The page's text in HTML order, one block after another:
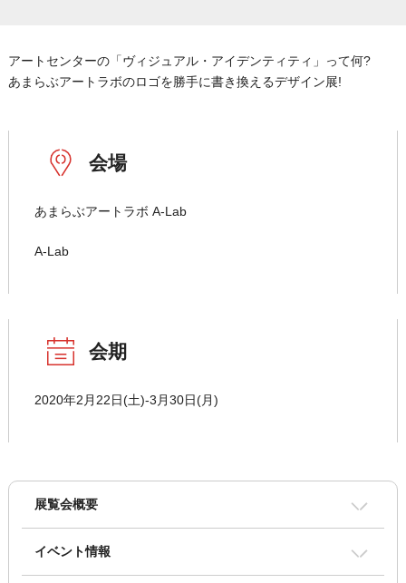
アートセンターの「ヴィジュアル・アイデンティティ」って何?
あまらぶアートラボのロゴを勝手に書き換えるデザイン展!
会場
あまらぶアートラボ A-Lab
A-Lab
会期
2020年2月22日(土)-3月30日(月)
展覧会概要
イベント情報